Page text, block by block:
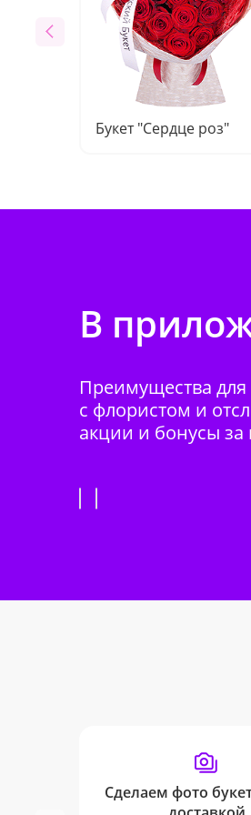
Букет "Сердце роз"
В
Преимущества для
с флористом и
акции и бонусы за
Сделаем фото